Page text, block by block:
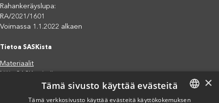
Rahankeräyslupa:
RA/2021/1601
Voimassa 1.1.2022 alkaen
Tietoa SASKista
Materiaalit
Jäsenjärjestöt
Saavutettavuusseloste
×
Tämä sivusto käyttää evästeitä
Tämä verkkosivusto käyttää evästeitä käyttökokemuksen